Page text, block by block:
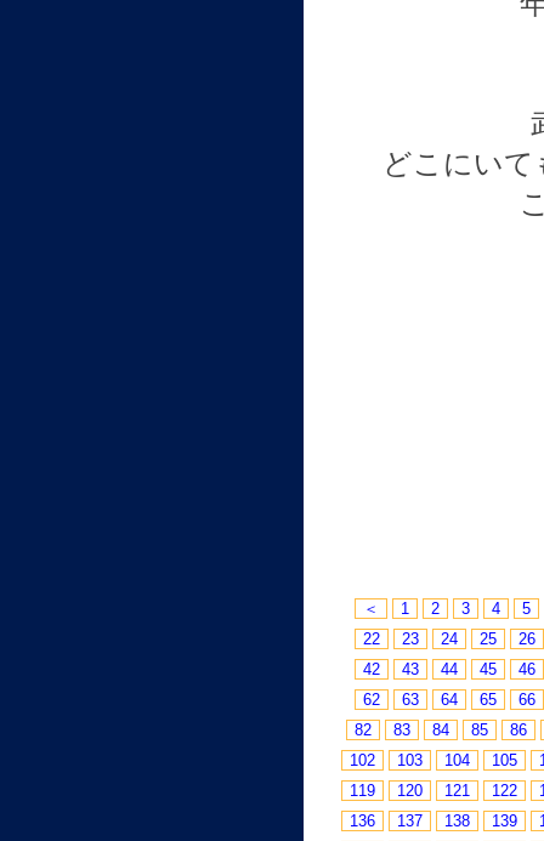
どこにい
＜ 1 2 3 4
5
22
23 24 25
26
42
43 44 45
46
62
63 64 65
66
82
83 84 85
86
102
103 104 105
119
120 121 122
136
137 138 139